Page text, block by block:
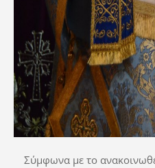
Σύμφωνα με το